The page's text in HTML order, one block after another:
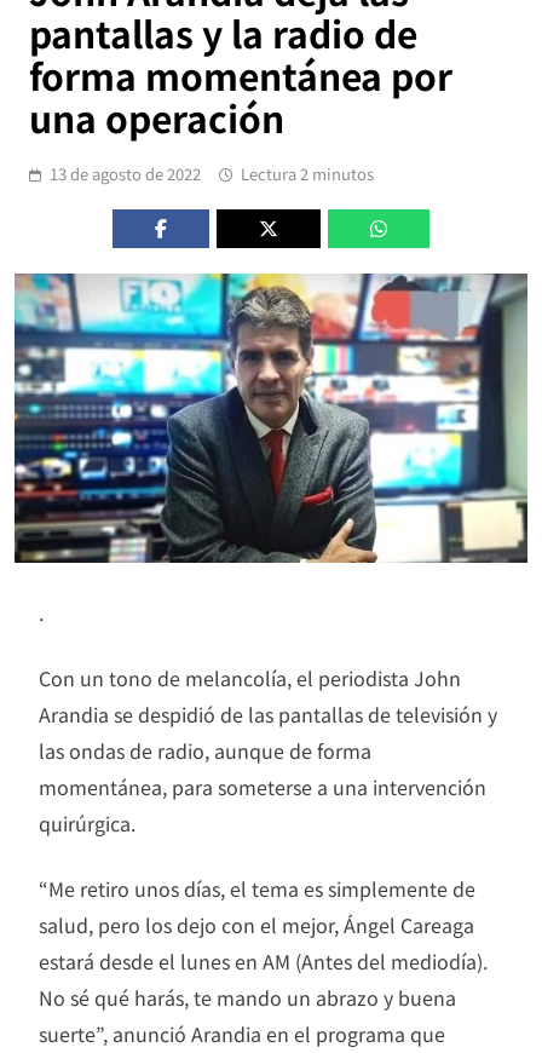
pantallas y la radio de
forma momentánea por
una operación
13 de agosto de 2022 Lectura 2 minutos
.
Con un tono de melancolía, el periodista John
Arandia se despidió de las pantallas de televisión y
las ondas de radio, aunque de forma
momentánea, para someterse a una intervención
quirúrgica.
“Me retiro unos días, el tema es simplemente de
salud, pero los dejo con el mejor, Ángel Careaga
estará desde el lunes en AM (Antes del mediodía).
No sé qué harás, te mando un abrazo y buena
suerte”, anunció Arandia en el programa que